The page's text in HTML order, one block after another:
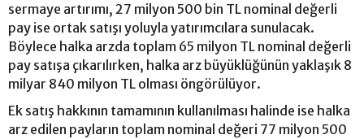
sermaye artırımı, 27 milyon 500 bin TL nominal değerli
pay ise ortak satışı yoluyla yatırımcılara sunulacak.
Böylece halka arzda toplam 65 milyon TL nominal değerli
pay satışa çıkarılırken, halka arz büyüklüğünün yaklaşık 8
milyar 840 milyon TL olması öngörülüyor.
Ek satış hakkının tamamının kullanılması halinde ise halka
arz edilen payların toplam nominal değeri 77 milyon 500